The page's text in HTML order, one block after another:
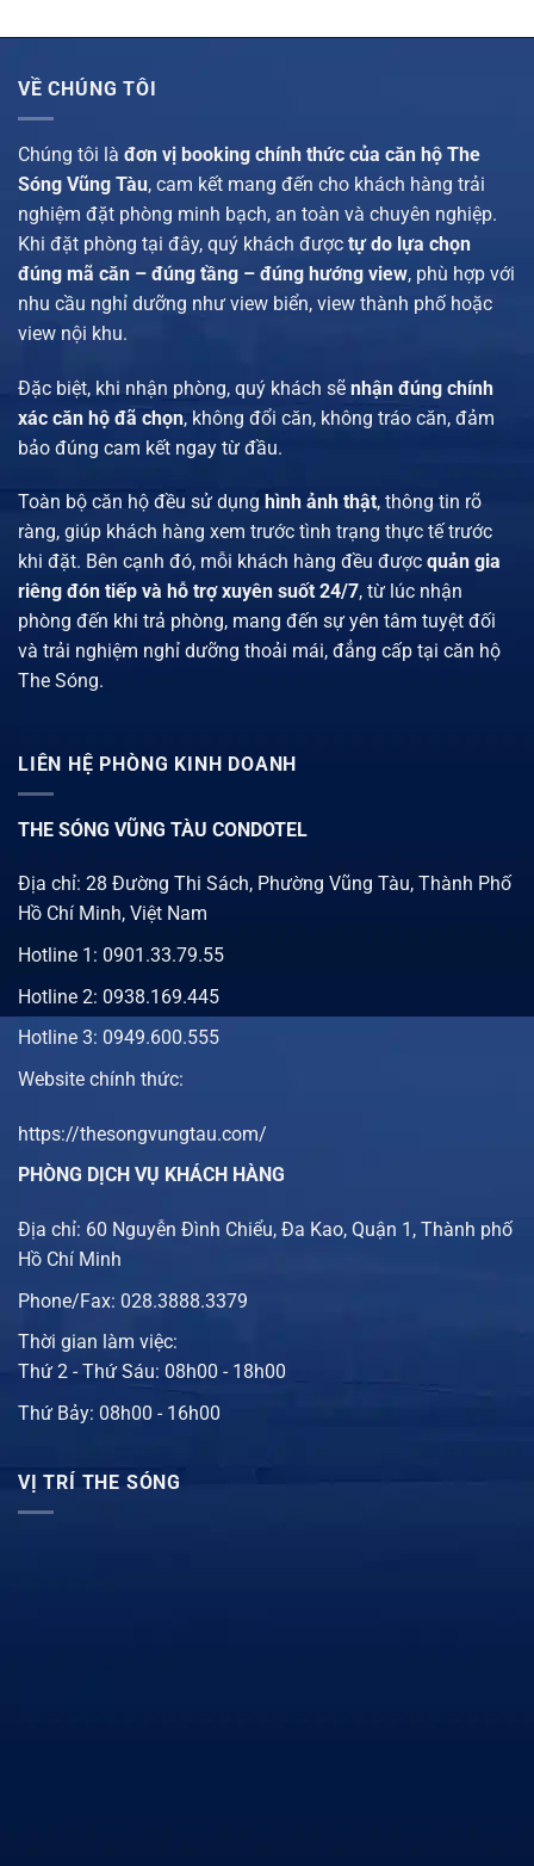
VỀ CHÚNG TÔI
Chúng tôi là đơn vị booking chính thức của căn hộ The
Sóng Vũng Tàu, cam kết mang đến cho khách hàng trải
nghiệm đặt phòng minh bạch, an toàn và chuyên nghiệp.
Khi đặt phòng tại đây, quý khách được tự do lựa chọn
đúng mã căn – đúng tầng – đúng hướng view, phù hợp với
nhu cầu nghỉ dưỡng như view biển, view thành phố hoặc
view nội khu.
Đặc biệt, khi nhận phòng, quý khách sẽ nhận đúng chính
xác căn hộ đã chọn, không đổi căn, không tráo căn, đảm
bảo đúng cam kết ngay từ đầu.
Toàn bộ căn hộ đều sử dụng hình ảnh thật, thông tin rõ
ràng, giúp khách hàng xem trước tình trạng thực tế trước
khi đặt. Bên cạnh đó, mỗi khách hàng đều được quản gia
riêng đón tiếp và hỗ trợ xuyên suốt 24/7, từ lúc nhận
phòng đến khi trả phòng, mang đến sự yên tâm tuyệt đối
và trải nghiệm nghỉ dưỡng thoải mái, đẳng cấp tại căn hộ
The Sóng.
LIÊN HỆ PHÒNG KINH DOANH
THE SÓNG VŨNG TÀU CONDOTEL
Địa chỉ: 28 Đường Thi Sách, Phường Vũng Tàu, Thành Phố
Hồ Chí Minh, Việt Nam
Hotline 1: 0901.33.79.55
Hotline 2: 0938.169.445
Hotline 3: 0949.600.555
Website chính thức:
https://thesongvungtau.com/
PHÒNG DỊCH VỤ KHÁCH HÀNG
Địa chỉ: 60 Nguyễn Đình Chiểu, Đa Kao, Quận 1, Thành phố
Hồ Chí Minh
Phone/Fax: 028.3888.3379
Thời gian làm việc:
Thứ 2 - Thứ Sáu: 08h00 - 18h00
Thứ Bảy: 08h00 - 16h00
VỊ TRÍ THE SÓNG